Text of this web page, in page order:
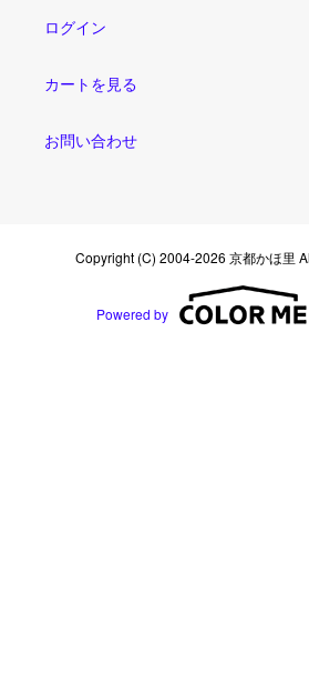
ログイン
カートを見る
お問い合わせ
Copyright (C) 2004-2026 京都かほ里
Powered by